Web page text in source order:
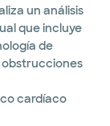
un análisis
que incluye
de
cardíaco